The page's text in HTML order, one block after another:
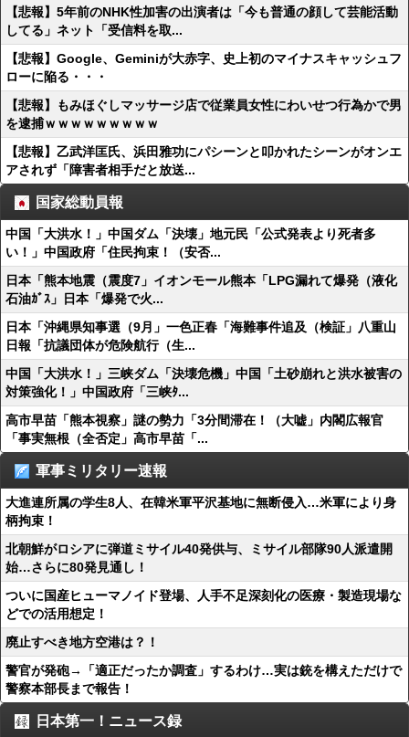
【悲報】5年前のNHK性加害の出演者は「今も普通の顔して芸能活動
してる」ネット「受信料を取...
【悲報】Google、Geminiが大赤字、史上初のマイナスキャッシュフ
ローに陥る・・・
【悲報】もみほぐしマッサージ店で従業員女性にわいせつ行為かで男
を逮捕ｗｗｗｗｗｗｗｗｗ
【悲報】乙武洋匡氏、浜田雅功にパシーンと叩かれたシーンがオンエ
アされず「障害者相手だと放送...
国家総動員報
中国「大洪水！」中国ダム「決壊」地元民「公式発表より死者多
い！」中国政府「住民拘束！（安否...
日本「熊本地震（震度7」イオンモール熊本「LPG漏れて爆発（液化
石油ｶﾞｽ」日本「爆発で火...
日本「沖縄県知事選（9月」一色正春「海難事件追及（検証」八重山
日報「抗議団体が危険航行（生...
中国「大洪水！」三峡ダム「決壊危機」中国「土砂崩れと洪水被害の
対策強化！」中国政府「三峡ﾀ...
高市早苗「熊本視察」謎の勢力「3分間滞在！（大嘘」内閣広報官
「事実無根（全否定」高市早苗「...
軍事ミリタリー速報
大進連所属の学生8人、在韓米軍平沢基地に無断侵入…米軍により身
柄拘束！
北朝鮮がロシアに弾道ミサイル40発供与、ミサイル部隊90人派遣開
始…さらに80発見通し！
ついに国産ヒューマノイド登場、人手不足深刻化の医療・製造現場な
どでの活用想定！
廃止すべき地方空港は？！
警官が発砲→「適正だったか調査」するわけ…実は銃を構えただけで
警察本部長まで報告！
日本第一！ニュース録